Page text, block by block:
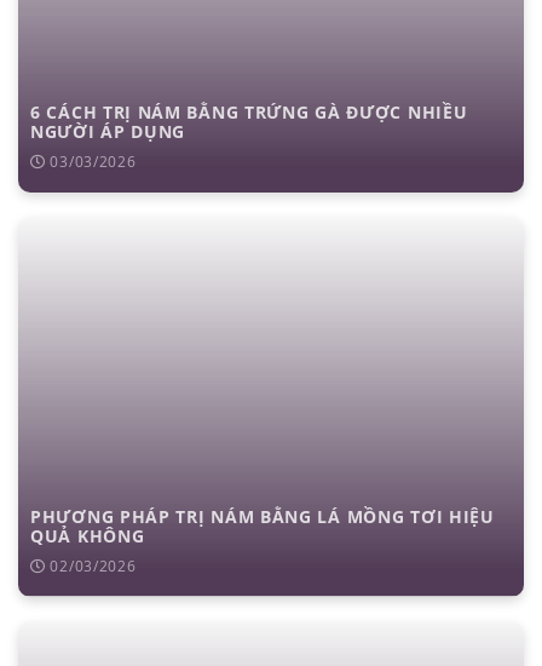
6 CÁCH TRỊ NÁM BẰNG TRỨNG GÀ ĐƯỢC NHIỀU
NGƯỜI ÁP DỤNG
03/03/2026
PHƯƠNG PHÁP TRỊ NÁM BẰNG LÁ MỒNG TƠI HIỆU
QUẢ KHÔNG
02/03/2026